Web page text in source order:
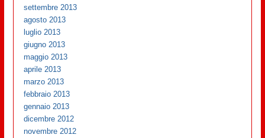
settembre 2013
agosto 2013
luglio 2013
giugno 2013
maggio 2013
aprile 2013
marzo 2013
febbraio 2013
gennaio 2013
dicembre 2012
novembre 2012